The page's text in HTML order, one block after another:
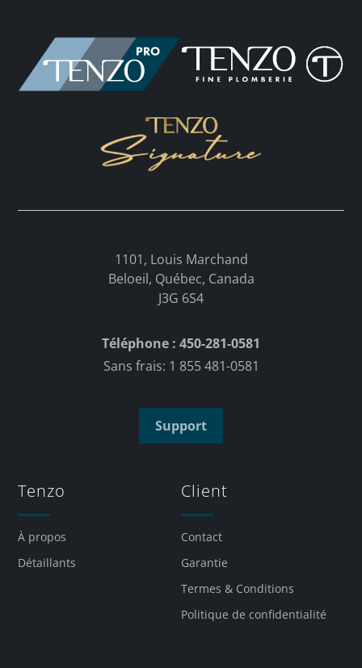
1101, Louis Marchand
Beloeil, Québec, Canada
J3G 6S4
Téléphone : 450-281-0581
Sans frais: 1 855 481-0581
Support
Tenzo
À propos
Détaillants
Client
Contact
Garantie
Termes & Conditions
Politique de confidentialité